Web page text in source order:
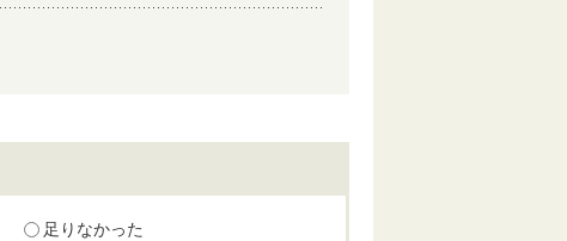
足りなかった